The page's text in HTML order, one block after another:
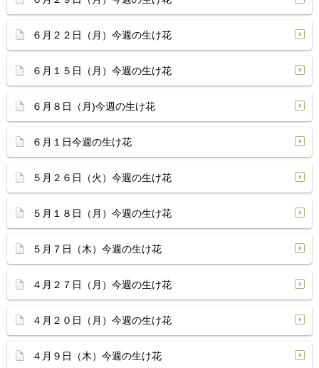
６月２２日（月）今週の生け花
６月１５日（月）今週の生け花
６月８日（月)今週の生け花
６月１日今週の生け花
５月２６日（火）今週の生け花
５月１８日（月）今週の生け花
５月７日（木）今週の生け花
４月２７日（月）今週の生け花
４月２０日（月）今週の生け花
４月９日（木）今週の生け花